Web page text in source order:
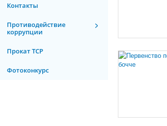
Контакты
Противодействие
коррупции
Прокат ТСР
Фотоконкурс